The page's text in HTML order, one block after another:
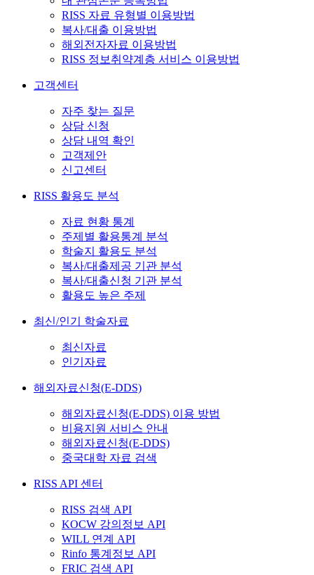
RISS 자료 유형별 이용방법
복사/대출 이용방법
해외전자자료 이용방법
RISS 정보취약계층 서비스 이용방법
고객센터
자주 찾는 질문
상담 신청
상담 내역 확인
고객제안
신고센터
RISS 활용도 분석
자료 현황 통계
주제별 활용통계 분석
학술지 활용도 분석
복사/대출제공 기관 분석
복사/대출신청 기관 분석
활용도 높은 주제
최신/인기 학술자료
최신자료
인기자료
해외자료신청(E-DDS)
해외자료신청(E-DDS) 이용 방법
비용지원 서비스 안내
해외자료신청(E-DDS)
중국대학 자료 검색
RISS API 센터
RISS 검색 API
KOCW 강의정보 API
WILL 연계 API
Rinfo 통계정보 API
FRIC 검색 API